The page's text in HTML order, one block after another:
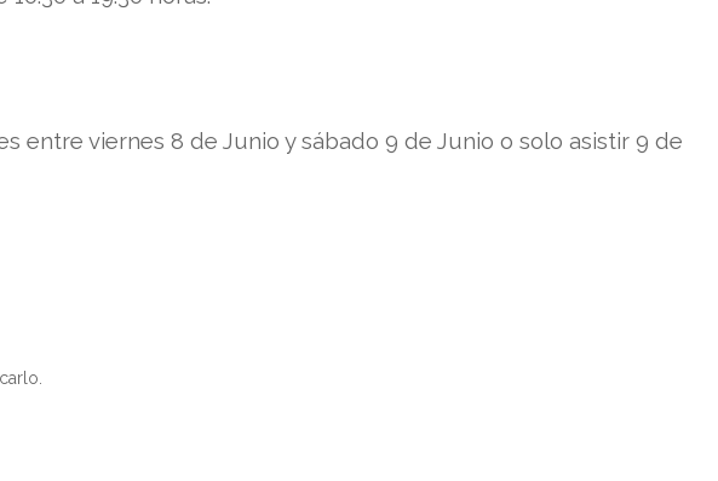
entre viernes 8 de Junio y sábado 9 de Junio o solo asistir 9 de